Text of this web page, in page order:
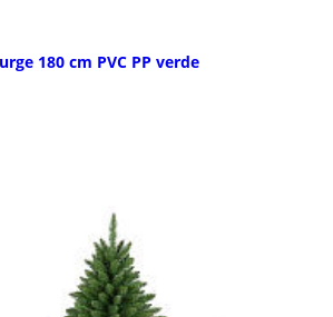
180 cm PVC PP verde